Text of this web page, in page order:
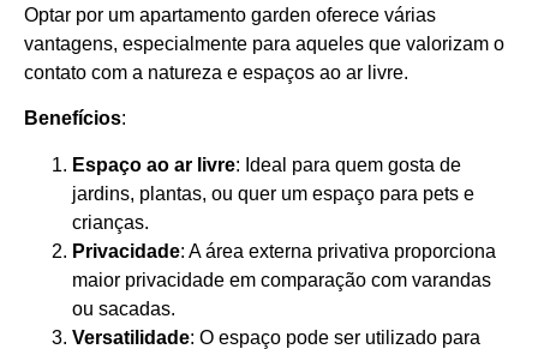
Optar por um apartamento garden oferece várias
vantagens, especialmente para aqueles que valorizam o
contato com a natureza e espaços ao ar livre.
Benefícios:
Espaço ao ar livre: Ideal para quem gosta de
jardins, plantas, ou quer um espaço para pets e
crianças.
Privacidade: A área externa privativa proporciona
maior privacidade em comparação com varandas
ou sacadas.
Versatilidade: O espaço pode ser utilizado para